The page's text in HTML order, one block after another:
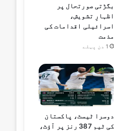
بگڑتی صورتحال پر
اظہارِ تشویش،
اسرائیلی اقدامات کی
مذمت
1 دن پہلے
دوسرا ٹیسٹ، پاکستان
کی ٹیم 387 رنز پر آؤٹ،